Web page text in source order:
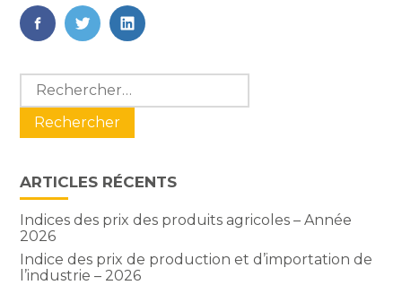
FaceBook
TwitterLinkedIn
Blog
sidebar
Rechercher :
ARTICLES RÉCENTS
Indices des prix des produits agricoles – Année
2026
Indice des prix de production et d’importation de
l’industrie – 2026